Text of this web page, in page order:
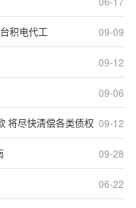
09-09
积电代工
09-12
09-06
09-12
将尽快清偿各类债权
09-28
06-22